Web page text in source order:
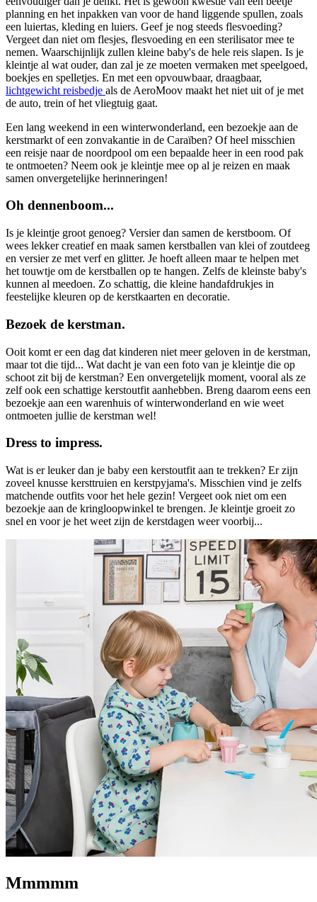
planning en het inpakken van voor de hand liggende spullen, zoals
een luiertas, kleding en luiers. Geef je nog steeds flesvoeding?
Vergeet dan niet om flesjes, flesvoeding en een sterilisator mee te
nemen. Waarschijnlijk zullen kleine baby's de hele reis slapen. Is je
kleintje al wat ouder, dan zal je ze moeten vermaken met speelgoed,
boekjes en spelletjes. En met een opvouwbaar, draagbaar,
lichtgewicht reisbedje als de AeroMoov maakt het niet uit of je met
de auto, trein of het vliegtuig gaat.
Een lang weekend in een winterwonderland, een bezoekje aan de
kerstmarkt of een zonvakantie in de Caraïben? Of heel misschien
een reisje naar de noordpool om een bepaalde heer in een rood pak
te ontmoeten? Neem ook je kleintje mee op al je reizen en maak
samen onvergetelijke herinneringen!
Oh dennenboom...
Is je kleintje groot genoeg? Versier dan samen de kerstboom. Of
wees lekker creatief en maak samen kerstballen van klei of zoutdeeg
en versier ze met verf en glitter. Je hoeft alleen maar te helpen met
het touwtje om de kerstballen op te hangen. Zelfs de kleinste baby's
kunnen al meedoen. Zo schattig, die kleine handafdrukjes in
feestelijke kleuren op de kerstkaarten en decoratie.
Bezoek de kerstman.
Ooit komt er een dag dat kinderen niet meer geloven in de kerstman,
maar tot die tijd... Wat dacht je van een foto van je kleintje die op
schoot zit bij de kerstman? Een onvergetelijk moment, vooral als ze
zelf ook een schattige kerstoutfit aanhebben. Breng daarom eens een
bezoekje aan een warenhuis of winterwonderland en wie weet
ontmoeten jullie de kerstman wel!
Dress to impress.
Wat is er leuker dan je baby een kerstoutfit aan te trekken? Er zijn
zoveel knusse kersttruien en kerstpyjama's. Misschien vind je zelfs
matchende outfits voor het hele gezin! Vergeet ook niet om een
bezoekje aan de kringloopwinkel te brengen. Je kleintje groeit zo
snel en voor je het weet zijn de kerstdagen weer voorbij...
Mmmmm